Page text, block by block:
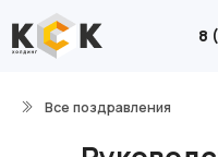
8
Все поздравления